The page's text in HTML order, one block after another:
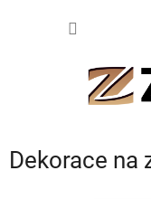
Dekorace na